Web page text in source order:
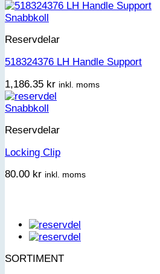
Snabbkoll
Reservdelar
518324376 LH Handle Support
1,186.35 kr inkl. moms
Snabbkoll
Reservdelar
Locking Clip
80.00 kr inkl. moms
SORTIMENT